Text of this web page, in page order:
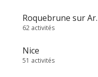
62 activités
Nice
51 activités